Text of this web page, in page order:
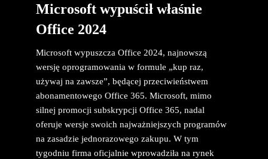
Microsoft wypuścił właśnie
Office 2024
Microsoft wypuszcza Office 2024, najnowszą
wersję oprogramowania w formule „kup raz,
używaj na zawsze”, będącej przeciwieństwem
abonamentowego Office 365. Microsoft, mimo
silnej promocji subskrypcji Office 365, nadal
oferuje wersje swoich najważniejszych programów
na zasadzie jednorazowego zakupu. W tym
tygodniu firma oficjalnie wprowadziła na rynek